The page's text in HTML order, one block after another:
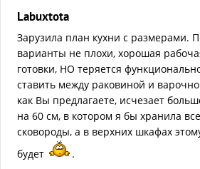
Labuxtota
Зарузила план кухни с размерами.
варианты не плохи, хорошая
готовки, НО теряется
ставить между раковиной и
как Вы предлагаете, исчезает
на 60 см, в котором я бы хранила
сковороды, а в верхних шкафах
будет
.